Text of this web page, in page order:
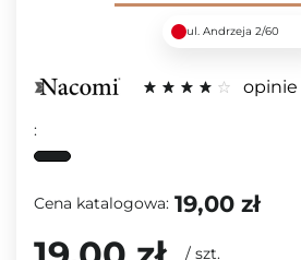
ul. Andrzeja 2/60
opinie
:
Cena katalogowa: 19,00 zł
/ szt.